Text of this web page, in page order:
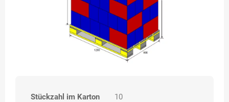
Stückzahl im Karton 10